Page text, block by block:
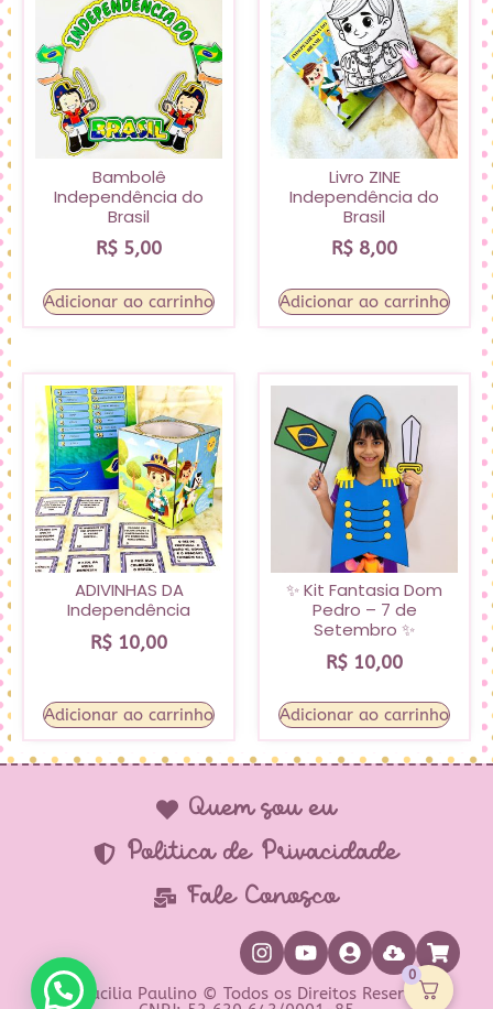
Bambolê
Independência do
Brasil
R$ 5,00
Adicionar ao carrinho
Livro ZINE
Independência do
Brasil
R$ 8,00
Adicionar ao carrinho
ADIVINHAS DA
Independência
R$ 10,00
Adicionar ao carrinho
✨ Kit Fantasia Dom
Pedro – 7 de
Setembro ✨
R$ 10,00
Adicionar ao carrinho
Quem sou eu
Política de Privacidade
Fale Conosco
Prof Lucilia Paulino © Todos os Direitos Reservados
0